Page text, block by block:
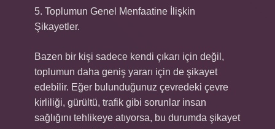
5. Toplumun Genel Menfaatine İlişkin
Şikayetler.
Bazen bir kişi sadece kendi çıkarı için değil,
toplumun daha geniş yararı için de şikayet
edebilir. Eğer bulunduğunuz çevredeki çevre
kirliliği, gürültü, trafik gibi sorunlar insan
sağlığını tehlikeye atıyorsa, bu durumda şikayet